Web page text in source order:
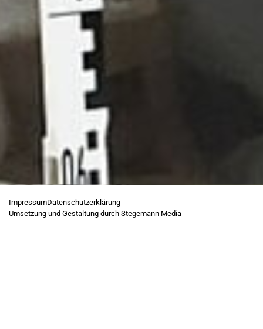
ImpressumDatenschutzerklärung
Umsetzung und Gestaltung durch Stegemann Media